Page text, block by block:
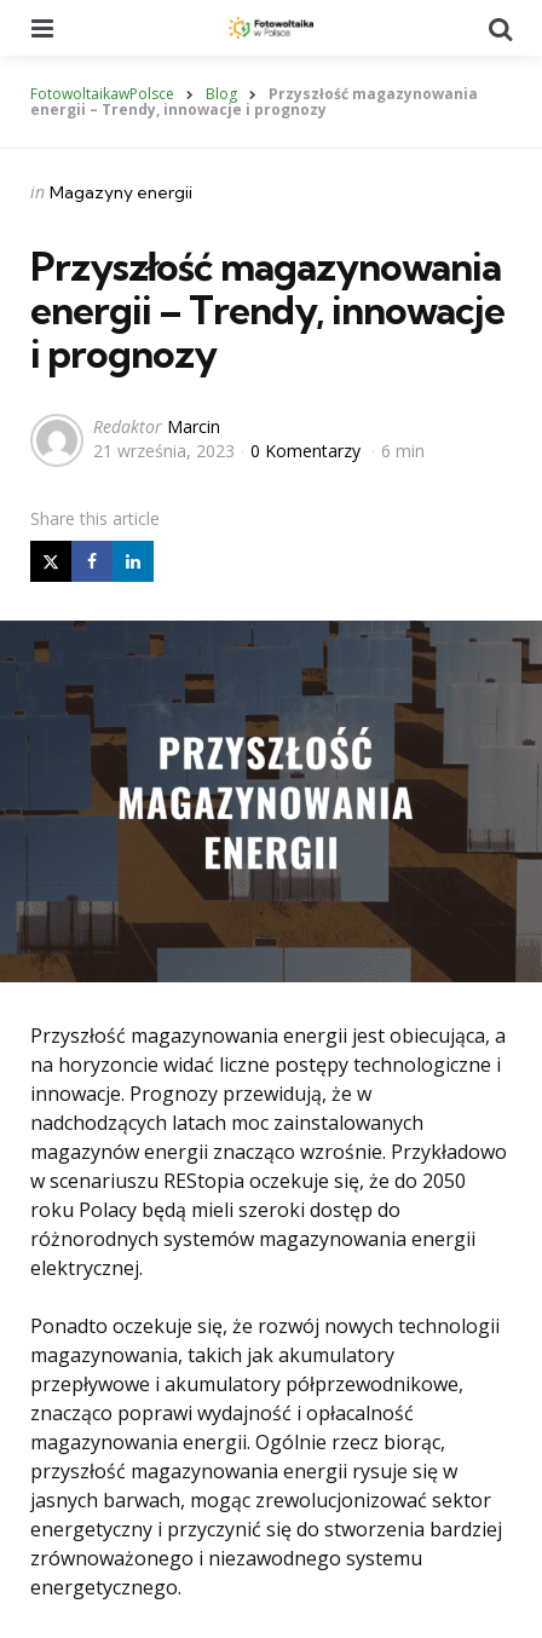
FotowoltaikawPolsce Blog Przyszłość magazynowania
energii – Trendy, innowacje i prognozy
Categories
Posted
in Magazyny energii
Przyszłość magazynowania
energii – Trendy, innowacje
i prognozy
Posted
by
Redaktor Marcin
21 września, 2023
0 Komentarzy 6 min
Share this article
Przyszłość magazynowania energii jest obiecująca, a
na horyzoncie widać liczne postępy technologiczne i
innowacje. Prognozy przewidują, że w
nadchodzących latach moc zainstalowanych
magazynów energii znacząco wzrośnie. Przykładowo
w scenariuszu REStopia oczekuje się, że do 2050
roku Polacy będą mieli szeroki dostęp do
różnorodnych systemów magazynowania energii
elektrycznej.
Ponadto oczekuje się, że rozwój nowych technologii
magazynowania, takich jak akumulatory
przepływowe i akumulatory półprzewodnikowe,
znacząco poprawi wydajność i opłacalność
magazynowania energii. Ogólnie rzecz biorąc,
przyszłość magazynowania energii rysuje się w
jasnych barwach, mogąc zrewolucjonizować sektor
energetyczny i przyczynić się do stworzenia bardziej
zrównoważonego i niezawodnego systemu
energetycznego.